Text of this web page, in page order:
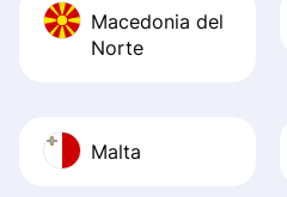
Macedonia del
Norte
Malta